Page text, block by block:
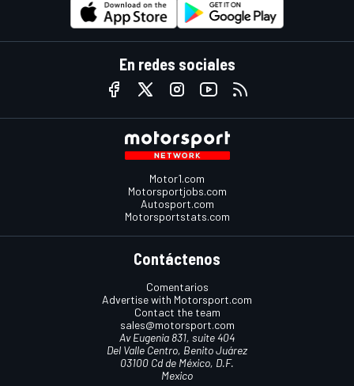
En redes sociales
Motor1.com
Motorsportjobs.com
Autosport.com
Motorsportstats.com
Contáctenos
Comentarios
Advertise with Motorsport.com
Contact the team
sales@motorsport.com
Av Eugenia 831, suite 404
Del Valle Centro, Benito Juárez
03100 Cd de México, D.F.
Mexico